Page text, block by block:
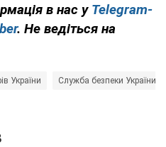
в нас у Telegram-
. Не ведіться на
України Служба безпеки України